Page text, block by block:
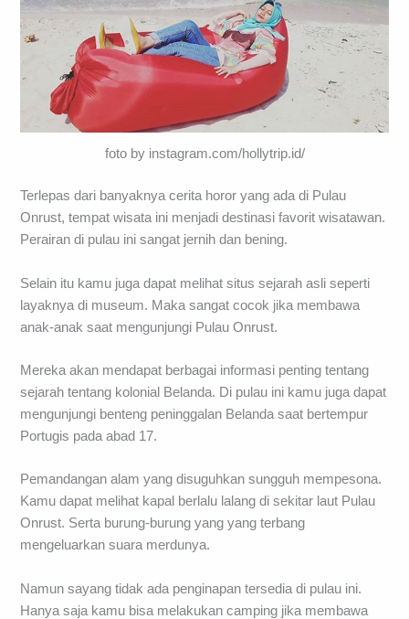
foto by instagram.com/hollytrip.id/
Terlepas dari banyaknya cerita horor yang ada di Pulau
Onrust, tempat wisata ini menjadi destinasi favorit wisatawan.
Perairan di pulau ini sangat jernih dan bening.
Selain itu kamu juga dapat melihat situs sejarah asli seperti
layaknya di museum. Maka sangat cocok jika membawa
anak-anak saat mengunjungi Pulau Onrust.
Mereka akan mendapat berbagai informasi penting tentang
sejarah tentang kolonial Belanda. Di pulau ini kamu juga dapat
mengunjungi benteng peninggalan Belanda saat bertempur
Portugis pada abad 17.
Pemandangan alam yang disuguhkan sungguh mempesona.
Kamu dapat melihat kapal berlalu lalang di sekitar laut Pulau
Onrust. Serta burung-burung yang yang terbang
mengeluarkan suara merdunya.
Namun sayang tidak ada penginapan tersedia di pulau ini.
Hanya saja kamu bisa melakukan camping jika membawa